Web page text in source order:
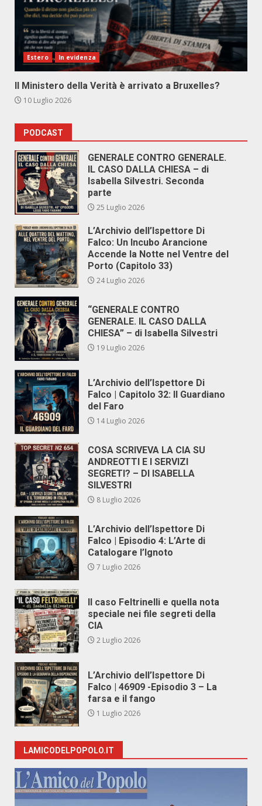
Estero In evidenza
Il Ministero della Verità è arrivato a Bruxelles?
10 Luglio 2026
PODCAST
GENERALE CONTRO GENERALE.
IL CASO DALLA CHIESA – di
Isabella Silvestri. Seconda
parte
25 Luglio 2026
L’Archivio dell’Ispettore Di
Falco: Un Incubo Arancione
Accende la Notte nel Ventre del
Porto (Capitolo 33)
24 Luglio 2026
“GENERALE CONTRO
GENERALE. IL CASO DALLA
CHIESA” – di Isabella Silvestri
19 Luglio 2026
L’Archivio dell’Ispettore Di
Falco | Capitolo 32: Il Guardiano
del Faro
14 Luglio 2026
COSA SCRIVEVA LA CIA SU
ANDREOTTI E I SERVIZI
SEGRETI? – DI ISABELLA
SILVESTRI
8 Luglio 2026
L’Archivio dell’Ispettore Di
Falco | Episodio 4: L’Arte di
Catalogare l’Ignoto
7 Luglio 2026
Il caso Feltrinelli e quella nota
speciale nei file segreti della
CIA
2 Luglio 2026
L’Archivio dell’Ispettore Di
Falco | 46909 -Episodio 3 – La
farsa e il fango
1 Luglio 2026
LAMICODELPOPOLO.IT